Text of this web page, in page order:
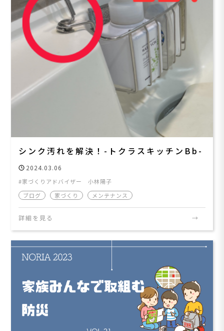
シンク汚れを解決！-トクラスキッチンBb-
2024.03.06
家づくりアドバイザー 小林陽子
ブログ
家づくり メンテナンス
詳細を見る